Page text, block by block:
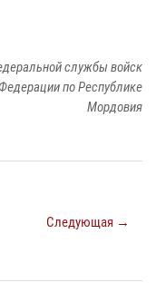
службы войск
по Республике
Мордовия
Следующая →